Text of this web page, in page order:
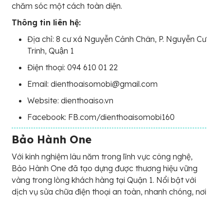
chăm sóc một cách toàn diện.
Thông tin liên hệ:
Địa chỉ: 8 cư xá Nguyễn Cảnh Chân, P. Nguyễn Cư
Trinh, Quận 1
Điện thoại: 094 610 01 22
Email: dienthoaisomobi@gmail.com
Website: dienthoaiso.vn
Facebook: FB.com/dienthoaisomobi160
Bảo Hành One
Với kinh nghiệm lâu năm trong lĩnh vực công nghệ,
Bảo Hành One đã tạo dựng được thương hiệu vững
vàng trong lòng khách hàng tại Quận 1. Nổi bật với
dịch vụ sửa chữa điện thoại an toàn, nhanh chóng, nơi